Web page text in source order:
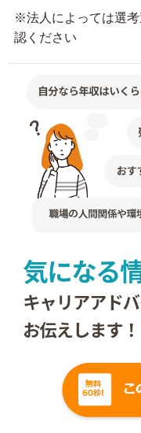
※法人によっては選
認ください